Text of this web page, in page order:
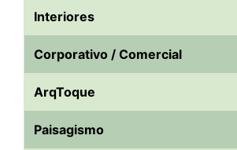
Interiores
Corporativo / Comercial
ArqToque
Paisagismo